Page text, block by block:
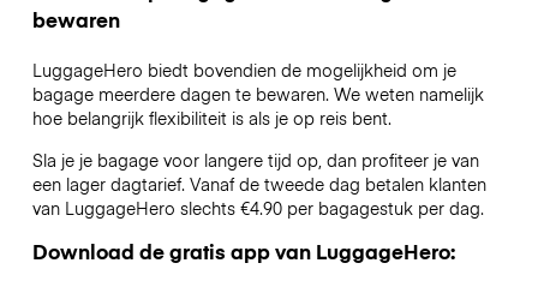
bewaren
LuggageHero biedt bovendien de mogelijkheid om je
bagage meerdere dagen te bewaren. We weten namelijk
hoe belangrijk flexibiliteit is als je op reis bent.
Sla je je bagage voor langere tijd op, dan profiteer je van
een lager dagtarief. Vanaf de tweede dag betalen klanten
van LuggageHero slechts €4.90 per bagagestuk per dag.
Download de gratis app van LuggageHero: